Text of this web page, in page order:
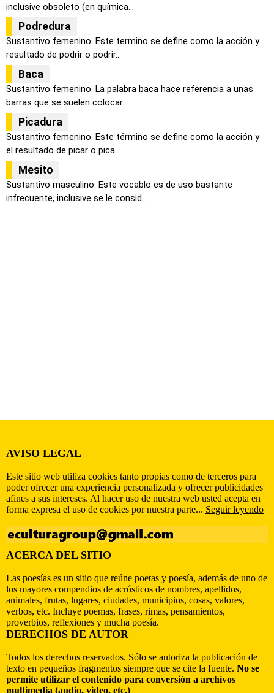
inclusive obsoleto (en química...
Podredura
Sustantivo femenino. Este termino se define como la acción y
resultado de podrir o podrir...
Baca
Sustantivo femenino. La palabra baca hace referencia a unas
barras que se suelen colocar...
Picadura
Sustantivo femenino. Este término se define como la acción y
el resultado de picar o pica...
Mesito
Sustantivo masculino. Este vocablo es de uso bastante
infrecuente, inclusive se le consid...
AVISO LEGAL
Este sitio web utiliza cookies tanto propias como de terceros para
poder ofrecer una experiencia personalizada y ofrecer publicidades
afines a sus intereses. Al hacer uso de nuestra web usted acepta en
forma expresa el uso de cookies por nuestra parte... Seguir leyendo
ACERCA DEL SITIO
Las poesías es un sitio que reúne poetas y poesía, además de uno de
los mayores compendios de acrósticos de nombres, apellidos,
animales, frutas, lugares, ciudades, municipios, cosas, valores,
verbos, etc. Incluye poemas, frases, rimas, pensamientos,
proverbios, reflexiones y mucha poesía.
DERECHOS DE AUTOR
Todos los derechos reservados. Sólo se autoriza la publicación de
texto en pequeños fragmentos siempre que se cite la fuente. No se
permite utilizar el contenido para conversión a archivos
multimedia (audio, video, etc.)